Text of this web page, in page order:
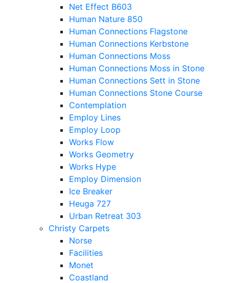
Net Effect B603
Human Nature 850
Human Connections Flagstone
Human Connections Kerbstone
Human Connections Moss
Human Connections Moss in Stone
Human Connections Sett in Stone
Human Connections Stone Course
Contemplation
Employ Lines
Employ Loop
Works Flow
Works Geometry
Works Hype
Employ Dimension
Ice Breaker
Heuga 727
Urban Retreat 303
Christy Carpets
Norse
Facilities
Monet
Coastland